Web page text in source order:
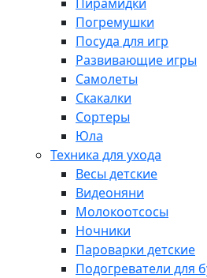
Погремушки
Посуда для игр
Развивающие игры
Самолеты
Скакалки
Сортеры
Юла
Техника для ухода
Весы детские
Видеоняни
Молокоотсосы
Ночники
Пароварки детские
Подогреватели для